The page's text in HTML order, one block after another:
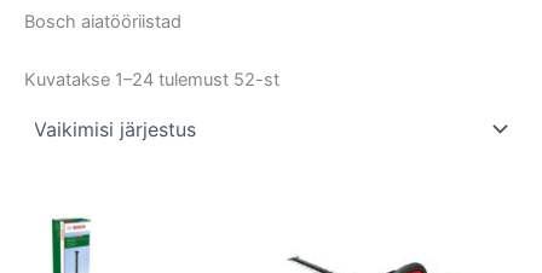
Bosch aiatööriistad
Kuvatakse 1–24 tulemust 52-st